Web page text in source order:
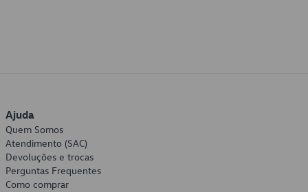
Ajuda
Quem Somos
Atendimento (SAC)
Devoluções e trocas
Perguntas Frequentes
Como comprar